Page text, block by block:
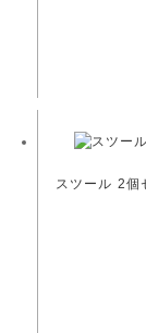
スツール 2